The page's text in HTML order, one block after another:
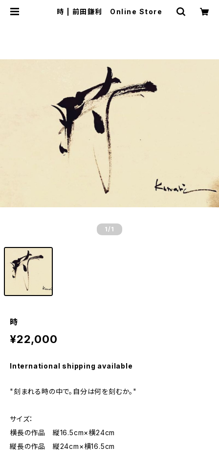
時 | 前田鎌利 Online Store
1 /1
時
¥22,000
International shipping available
"刻まれる時の中で。自分は何を刻むか。"
サイズ：
横長の作品 縦16.5cm×横24cm
縦長の作品 縦24cm×横16.5cm